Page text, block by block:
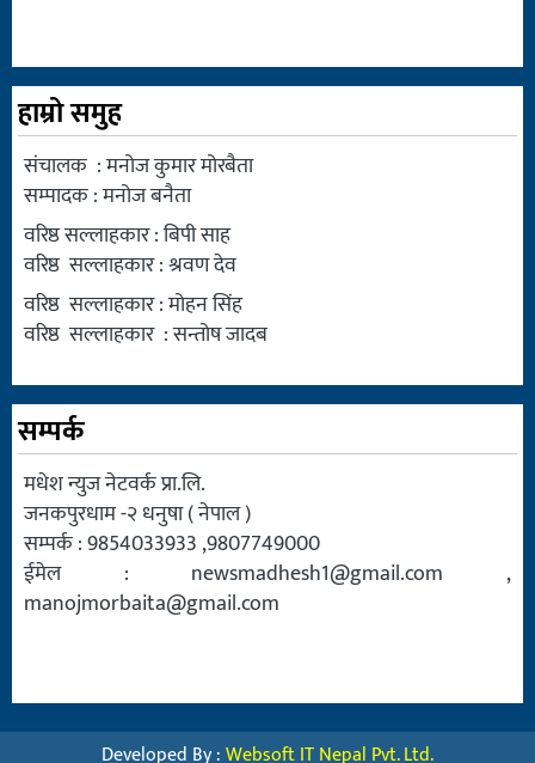
हाम्रो समुह
संचालक : मनोज कुमार मोरबैता
सम्पादक : मनोज बनैता
वरिष्ठ सल्लाहकार : बिपी साह
वरिष्ठ सल्लाहकार : श्रवण देव
वरिष्ठ सल्लाहकार : मोहन सिंह
वरिष्ठ सल्लाहकार : सन्तोष जादब
सम्पर्क
मधेश न्युज नेटवर्क प्रा.लि.
जनकपुरधाम -२ धनुषा ( नेपाल )
सम्पर्क : 9854033933 ,9807749000
ईमेल : newsmadhesh1@gmail.com ,
manojmorbaita@gmail.com
Developed By :Websoft IT Nepal Pvt. Ltd.